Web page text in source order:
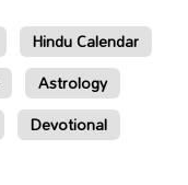
Hindu Calendar
Astrology
Devotional